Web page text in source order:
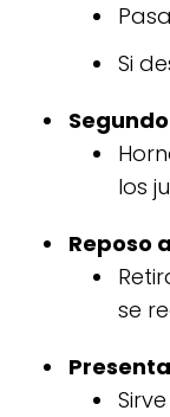
Si
los
Reposo
se